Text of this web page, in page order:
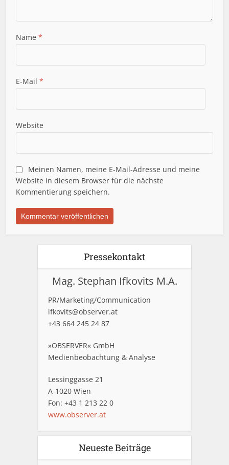
Name*
E-Mail*
Website
Meinen Namen, meine E-Mail-Adresse und meine
Website in diesem Browser für die nächste
Kommentierung speichern.
Pressekontakt
Mag. Stephan Ifkovits M.A.
PR/Marketing/Communication
ifkovits@observer.at
+43 664 245 24 87
»OBSERVER« GmbH
Medienbeobachtung & Analyse
Lessinggasse 21
A-1020 Wien
Fon: +43 1 213 22 0
www.observer.at
Neueste Beiträge